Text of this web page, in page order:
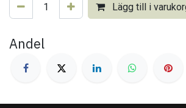
Lägg till i
Andel